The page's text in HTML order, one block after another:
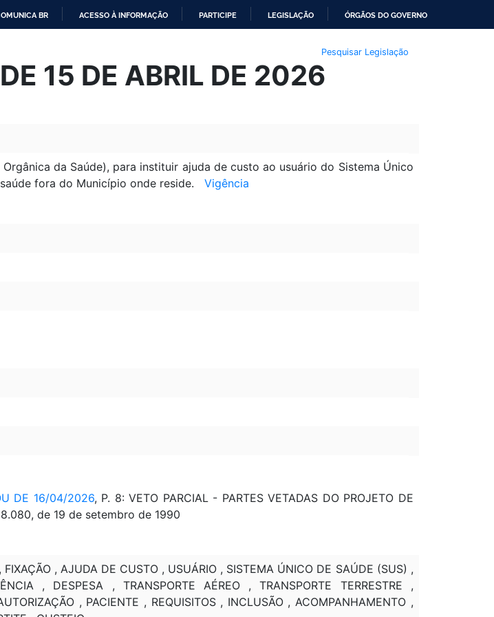
O
CONTEÚDO
BR ACESSO À INFORMAÇÃO PARTICIPE LEGISLAÇÃO ÓRGÃOS DO GOVERNO
Pesquisar Legislação
15 DE ABRIL DE 2026
da Saúde), para instituir ajuda de custo ao usuário do Sistema Único
fora do Município onde reside. Vigência
DE 16/04/2026, P. 8: VETO PARCIAL - PARTES VETADAS DO PROJETO DE
de 19 de setembro de 1990
, AJUDA DE CUSTO , USUÁRIO , SISTEMA ÚNICO DE SAÚDE (SUS) ,
, DESPESA , TRANSPORTE AÉREO , TRANSPORTE TERRESTRE ,
, PACIENTE , REQUISITOS , INCLUSÃO , ACOMPANHAMENTO ,